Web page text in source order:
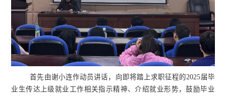
首先由谢小连作动员讲话，向即将踏上求职征程的2025届毕
业生传达上级就业工作相关指示精神、介绍就业形势，鼓励毕业